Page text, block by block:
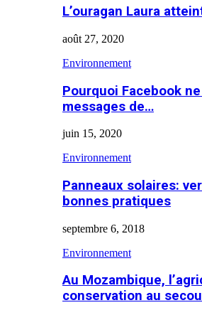
L’ouragan Laura
août 27, 2020
Environnement
Pourquoi Facebook
messages de…
juin 15, 2020
Environnement
Panneaux solaires:
bonnes pratiques
septembre 6, 2018
Environnement
Au Mozambique,
conservation au